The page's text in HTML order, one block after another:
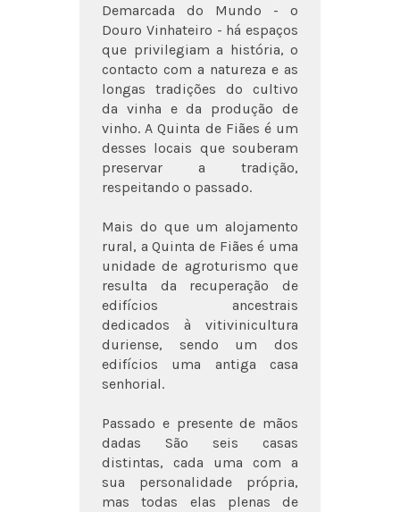
Demarcada do Mundo - o
Douro Vinhateiro - há espaços
que privilegiam a história, o
contacto com a natureza e as
longas tradições do cultivo
da vinha e da produção de
vinho. A Quinta de Fiães é um
desses locais que souberam
preservar a tradição,
respeitando o passado.
Mais do que um alojamento
rural, a Quinta de Fiães é uma
unidade de agroturismo que
resulta da recuperação de
edifícios ancestrais
dedicados à vitivinicultura
duriense, sendo um dos
edifícios uma antiga casa
senhorial.
Passado e presente de mãos
dadas São seis casas
distintas, cada uma com a
sua personalidade própria,
mas todas elas plenas de